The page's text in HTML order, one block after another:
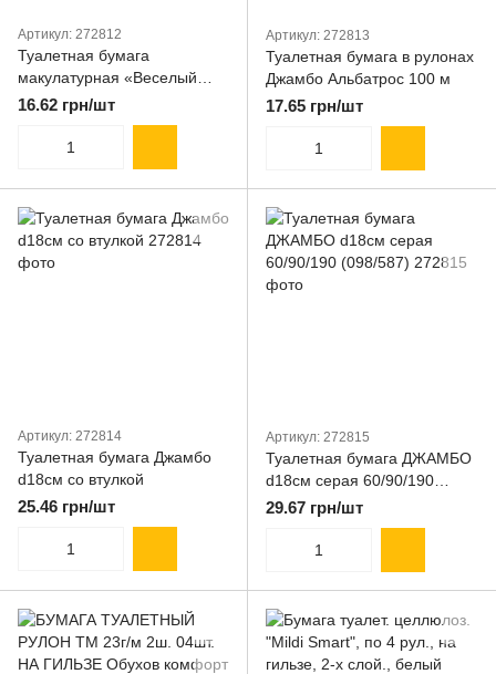
Артикул: 272812
Туалетная бумага
макулатурная «Веселый
размер» на гильзе, 65м, 460
16.62 грн/шт
Артикул: 272813
Туалетная бумага в рулонах
Джамбо Альбатрос 100 м
17.65 грн/шт
Артикул: 272814
Туалетная бумага Джамбо
d18см со втулкой
25.46 грн/шт
Артикул: 272815
Туалетная бумага ДЖАМБО
d18см серая 60/90/190
(098/587)
29.67 грн/шт